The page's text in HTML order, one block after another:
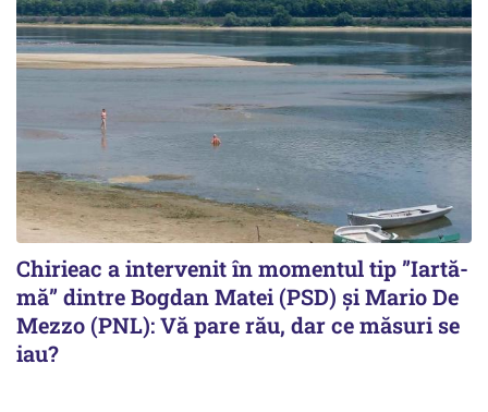
Chirieac a intervenit în momentul tip ”Iartă-
mă” dintre Bogdan Matei (PSD) și Mario De
Mezzo (PNL): Vă pare rău, dar ce măsuri se
iau?